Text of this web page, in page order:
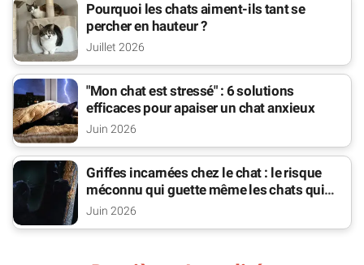
Pourquoi les chats aiment-ils tant se
percher en hauteur ?
Juillet 2026
"Mon chat est stressé" : 6 solutions
efficaces pour apaiser un chat anxieux
Juin 2026
Griffes incarnées chez le chat : le risque
méconnu qui guette même les chats qui
sortent
Juin 2026